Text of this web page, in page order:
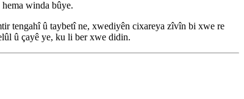
winda bûye.
tengahî û taybetî ne, xwediyên cixareya zîvîn bi xwe re
û çayê ye, ku li ber xwe didin.